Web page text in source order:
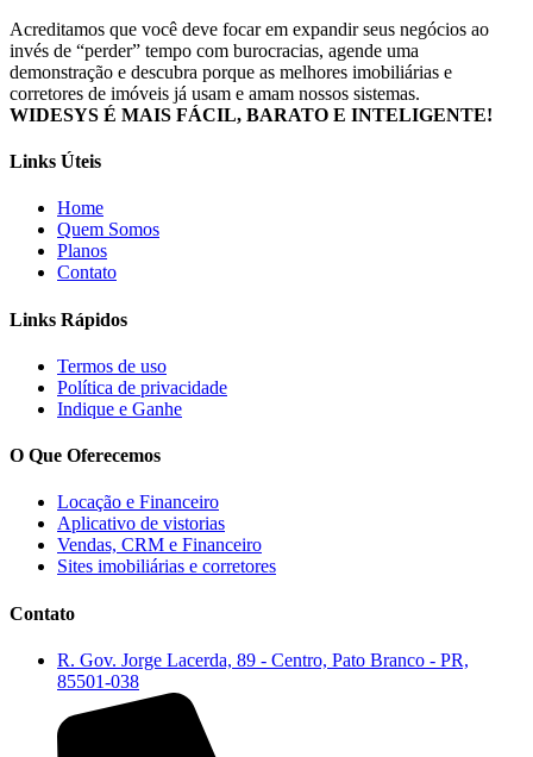
Acreditamos que você deve focar em expandir seus negócios ao
invés de “perder” tempo com burocracias, agende uma
demonstração e descubra porque as melhores imobiliárias e
corretores de imóveis já usam e amam nossos sistemas.
WIDESYS É MAIS FÁCIL, BARATO E INTELIGENTE!
Links Úteis
Home
Quem Somos
Planos
Contato
Links Rápidos
Termos de uso
Política de privacidade
Indique e Ganhe
O Que Oferecemos
Locação e Financeiro
Aplicativo de vistorias
Vendas, CRM e Financeiro
Sites imobiliárias e corretores
Contato
R. Gov. Jorge Lacerda, 89 - Centro, Pato Branco - PR,
85501-038